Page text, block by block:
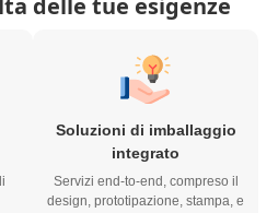
integrato
Servizi end-to-end, compreso il
design, prototipazione, stampa, e
logistica, Fornire un processo di